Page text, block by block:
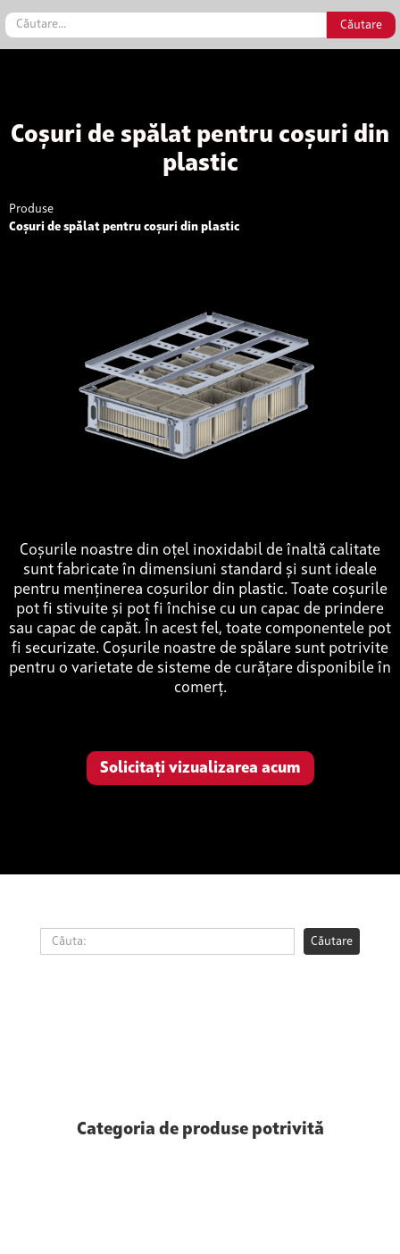
Coșuri de spălat pentru coșuri din
plastic
Produse
Coșuri de spălat pentru coșuri din plastic
Coșurile noastre din oțel inoxidabil de înaltă calitate
sunt fabricate în dimensiuni standard și sunt ideale
pentru menținerea coșurilor din plastic. Toate coșurile
pot fi stivuite și pot fi închise cu un capac de prindere
sau capac de capăt. În acest fel, toate componentele pot
fi securizate. Coșurile noastre de spălare sunt potrivite
pentru o varietate de sisteme de curățare disponibile în
comerț.
Solicitați vizualizarea acum
Categoria de produse potrivită